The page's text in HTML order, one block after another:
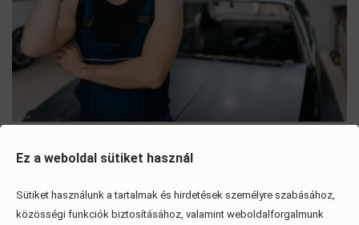
Ez a weboldal sütiket használ
Sütiket használunk a tartalmak és hirdetések személyre szabásához,
közösségi funkciók biztosításához, valamint weboldalforgalmunk
Mítoszok, amiktől mi is csak fogjuk a fejünket
Érdekel, elolvasom